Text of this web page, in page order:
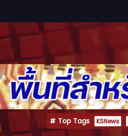
Top Tags KSNews